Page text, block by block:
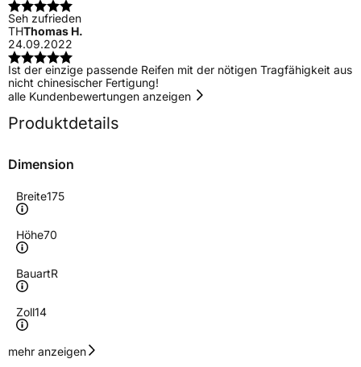
Seh zufrieden
THThomas H.
24.09.2022
Ist der einzige passende Reifen mit der nötigen Tragfähigkeit aus
nicht chinesischer Fertigung!
alle Kundenbewertungen anzeigen
Produktdetails
Dimension
Breite175
Höhe70
BauartR
Zoll14
Geschwindigkeitsindex
mehr anzeigen